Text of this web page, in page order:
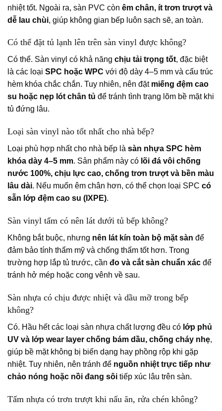
nhiệt tốt. Ngoài ra, sàn PVC còn êm chân, ít trơn trượt và
dễ lau chùi, giúp không gian bếp luôn sạch sẽ, an toàn.
Có thể đặt tủ lạnh lên trên sàn vinyl được không?
Có thể. Sàn vinyl có khả năng chịu tải trọng tốt, đặc biệt
là các loại SPC hoặc WPC với độ dày 4–5 mm và cấu trúc
hèm khóa chắc chắn. Tuy nhiên, nên đặt miếng đệm cao
su hoặc nẹp lót chân tủ để tránh tình trạng lõm bề mặt khi
tủ đứng lâu.
Loại sàn vinyl nào tốt nhất cho nhà bếp?
Loại phù hợp nhất cho nhà bếp là sàn nhựa SPC hèm
khóa dày 4–5 mm. Sản phẩm này có lõi đá vôi chống
nước 100%, chịu lực cao, chống trơn trượt và bền màu
lâu dài. Nếu muốn êm chân hơn, có thể chọn loại SPC có
sẵn lớp đệm cao su (IXPE).
Sàn vinyl tấm có nên lát dưới tủ bếp không?
Không bắt buộc, nhưng nên lát kín toàn bộ mặt sàn để
đảm bảo tính thẩm mỹ và chống thấm tốt hơn. Trong
trường hợp lắp tủ trước, cần đo và cắt sàn chuẩn xác để
tránh hở mép hoặc cong vênh về sau.
Sàn nhựa có chịu được nhiệt và dầu mỡ trong bếp
không?
Có. Hầu hết các loại sàn nhựa chất lượng đều có lớp phủ
UV và lớp wear layer chống bám dầu, chống cháy nhẹ,
giúp bề mặt không bị biến dạng hay phồng rộp khi gặp
nhiệt. Tuy nhiên, nên tránh để nguồn nhiệt trực tiếp như
chảo nóng hoặc nồi đang sôi tiếp xúc lâu trên sàn.
Tấm nhựa có trơn trượt khi nấu ăn, rửa chén không?